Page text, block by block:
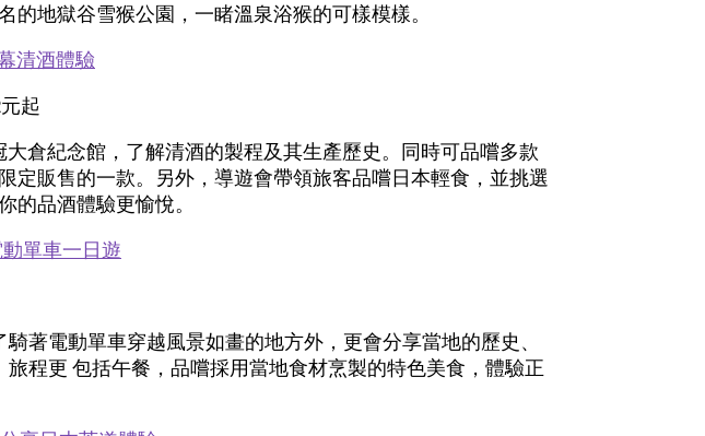
的地獄谷雪猴公園，一睹溫泉浴猴的可樣模樣。
清酒體驗
起
倉紀念館，了解清酒的製程及其生產歷史。同時可品嚐多款
定販售的一款。另外，導遊會帶領旅客品嚐日本輕食，並挑選
的品酒體驗更愉悅。
單車一日遊
著電動單車穿越風景如畫的地方外，更會分享當地的歷史、
程更 包括午餐，品嚐採用當地食材烹製的特色美食，體驗正